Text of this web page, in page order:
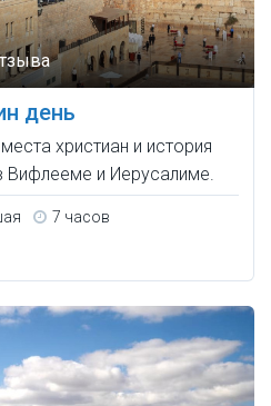
день
христиан и история
Вифлееме и Иерусалиме.
7 часов